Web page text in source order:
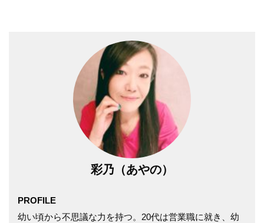
彩乃（あやの）
PROFILE
幼い頃から不思議な力を持つ。20代は営業職に就き、幼